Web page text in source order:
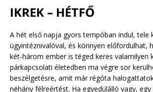
IKREK – HÉTFŐ
A hét első napja gyors tempóban indul, tele
ügyintéznivalóval, és könnyen előfordulhat,
két-három ember is téged keres valamilyen
párkapcsolati életedben ma végre sor
beszélgetésre, amit már régóta
néhány félreértést. Ha egyedülálló vagy,